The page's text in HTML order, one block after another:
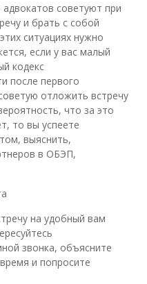
советуют при
и брать с собой
ситуациях нужно
если у вас малый
кодекс
после первого
отложить встречу
что за это
то вы успеете
выяснить,
в ОБЭП,
на удобный вам
звонка, объясните
и попросите